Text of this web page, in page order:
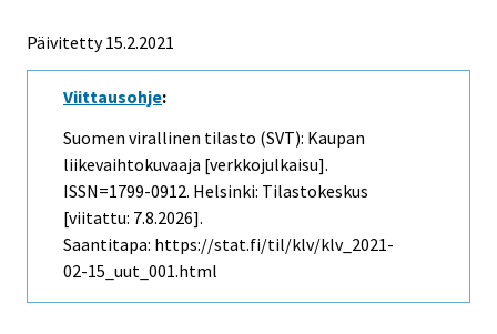
Päivitetty 15.2.2021
Viittausohje:
Suomen virallinen tilasto (SVT): Kaupan
liikevaihtokuvaaja [verkkojulkaisu].
ISSN=1799-0912. Helsinki: Tilastokeskus
[viitattu: 7.8.2026].
Saantitapa: https://stat.fi/til/klv/klv_2021-
02-15_uut_001.html